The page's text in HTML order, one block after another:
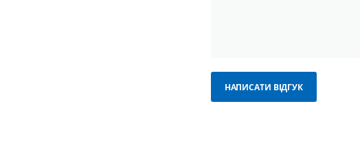
НАПИСАТИ ВІДГУК